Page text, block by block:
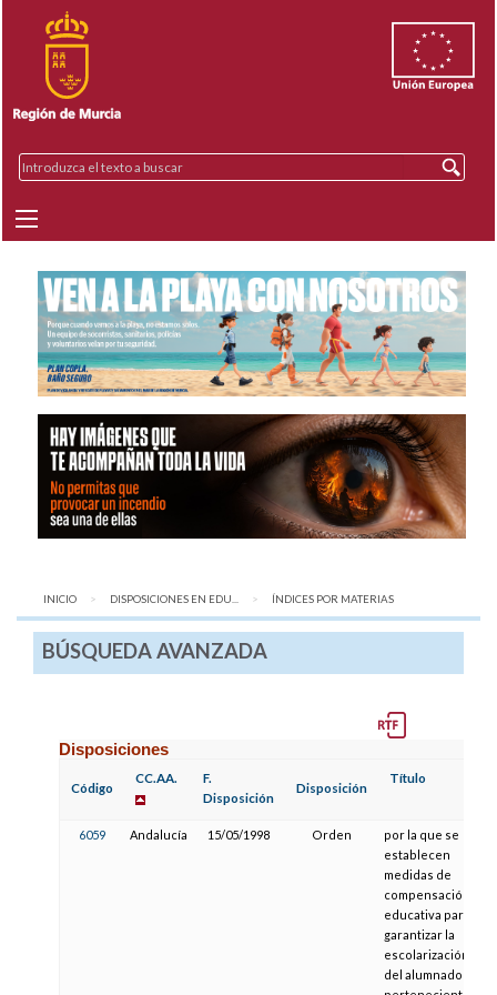
INICIO DISPOSICIONES EN EDU... AQUÍ:
ÍNDICES POR MATERIAS
BÚSQUEDA AVANZADA
Disposiciones
Código
CC.AA.
F.
Disposición
Disposición
Título
6059 Andalucía 15/05/1998 Orden
por la que se
establecen
medidas de
compensación
educativa para
garantizar la
escolarización
del alumnado